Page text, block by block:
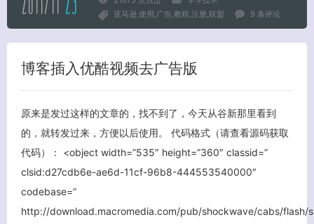
2011/11 23
亚马逊 使用 广告 教程 注册 联盟 9 条评论
博客插入优酷视频去广告版
原来是发过这样的文章的，找不到了，今天从谷新那里看到
的，就转发过来，方便以后使用。 代码格式（请查看源码获取
代码）： <object width=”535″ height=”360″ classid=”
clsid:d27cdb6e-ae6d-11cf-96b8-444553540000″
codebase=”
http://download.macromedia.com/pub/shockwave/cabs/flash/
关闭弹窗